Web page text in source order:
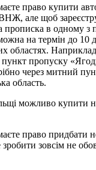
право купити
ВНЖ, але щоб
в одному з
на термін до 10
областях.
пропуску
через митний
область.
можливо купити
право придбати
зовсім не